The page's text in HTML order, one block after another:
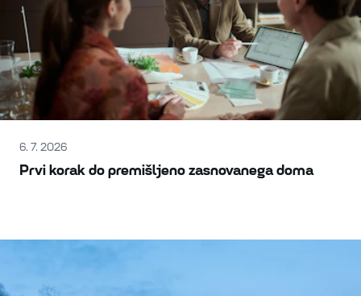
6. 7. 2026
Prvi korak do premišljeno zasnovanega doma